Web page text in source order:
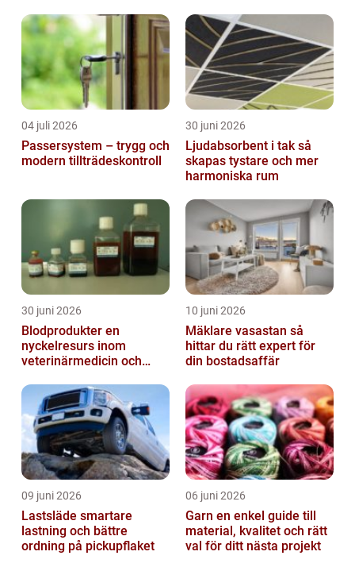
04 juli 2026
Passersystem – trygg och
modern tillträdeskontroll
30 juni 2026
Ljudabsorbent i tak så
skapas tystare och mer
harmoniska rum
30 juni 2026
Blodprodukter en
nyckelresurs inom
veterinärmedicin och
10 juni 2026
Mäklare vasastan så
hittar du rätt expert för
din bostadsaffär
09 juni 2026
Lastsläde smartare
lastning och bättre
ordning på pickupflaket
06 juni 2026
Garn en enkel guide till
material, kvalitet och rätt
val för ditt nästa projekt